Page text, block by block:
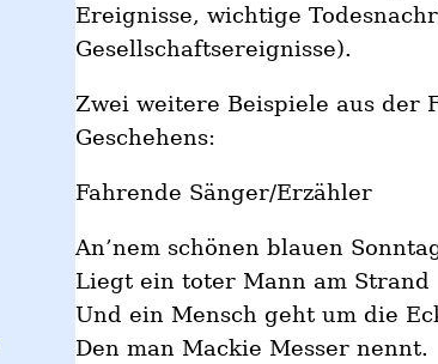
Ereignisse, wichtige
Gesellschaftsereignisse).
Zwei weitere Beispiele aus der
Geschehens:
Fahrende Sänger/Erzähler
An’nem schönen blauen
Liegt ein toter Mann am Strand
Und ein Mensch geht um die
Den man Mackie Messer nennt.